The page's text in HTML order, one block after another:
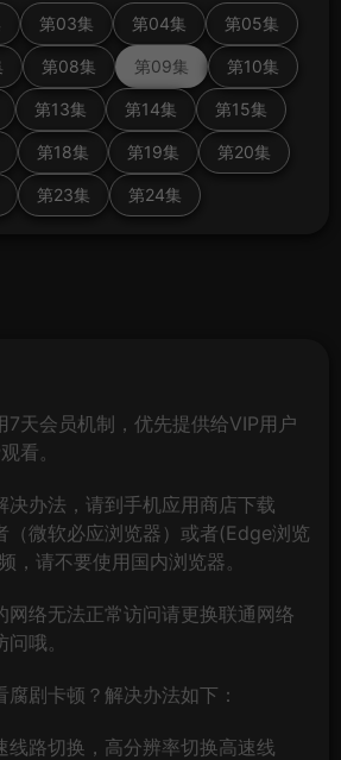
第03集 第04集 第05集
第08集 第09集 第10集
第13集 第14集 第15集
第18集 第19集 第20集
第23集 第24集
7天会员机制，优先提供给VIP用户
看。
决办法，请到手机应用商店下载
（微软必应浏览器）或者(Edge浏览
，请不要使用国内浏览器。
网络无法正常访问请更换联通网络
哦。
剧卡顿？解决办法如下：
线路切换，高分辨率切换高速线